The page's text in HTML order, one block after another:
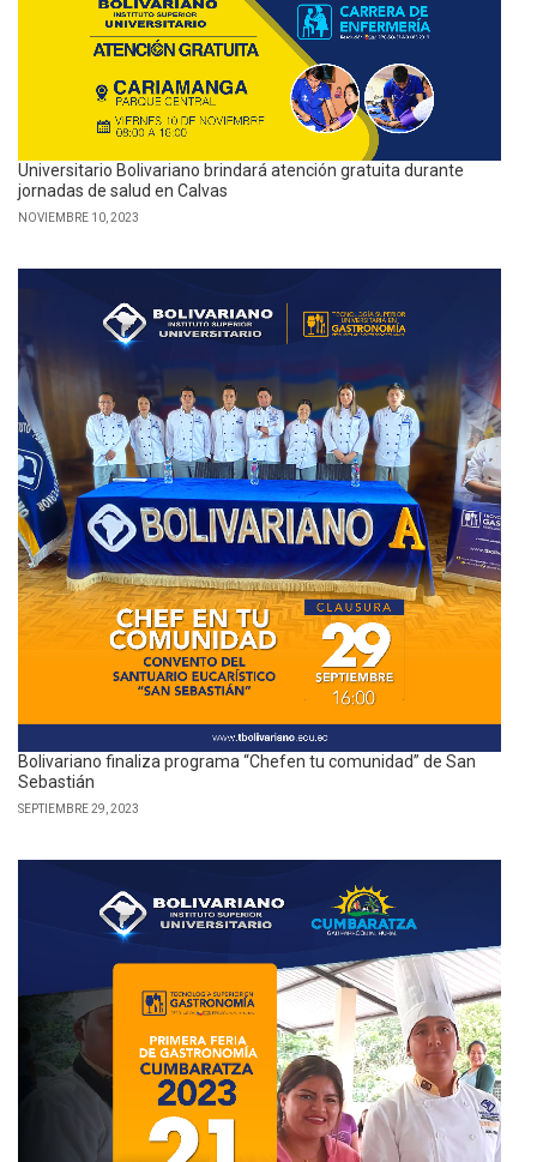
Universitario Bolivariano brindará atención gratuita durante
jornadas de salud en Calvas
NOVIEMBRE 10, 2023
Bolivariano finaliza programa “Chefen tu comunidad” de San
Sebastián
SEPTIEMBRE 29, 2023